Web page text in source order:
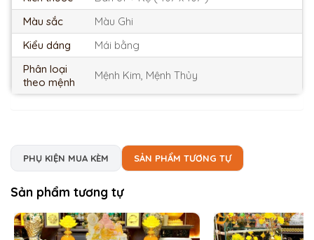
Màu sắc
Màu Ghi
Kiểu dáng
Mái bằng
Phân loại
theo mệnh
Mệnh Kim, Mệnh Thủy
PHỤ KIỆN MUA KÈM SẢN PHẨM TƯƠNG TỰ
Sản phẩm tương tự